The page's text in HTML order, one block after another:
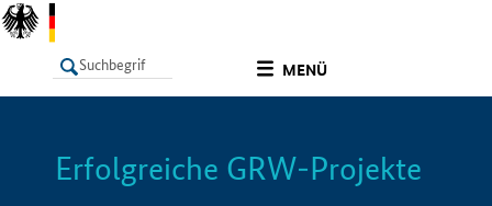
MENÜ
LISTE Info
Erfolgreiche GRW-Projekte